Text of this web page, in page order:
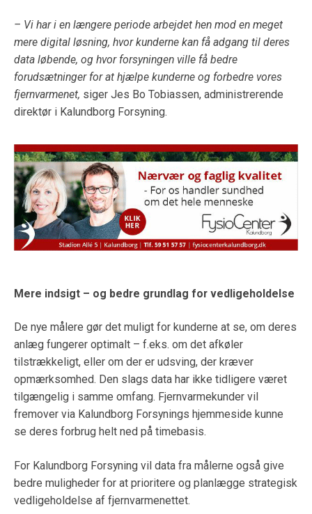
– Vi har i en længere periode arbejdet hen mod en meget
mere digital løsning, hvor kunderne kan få adgang til deres
data løbende, og hvor forsyningen ville få bedre
forudsætninger for at hjælpe kunderne og forbedre vores
fjernvarmenet, siger Jes Bo Tobiassen, administrerende
direktør i Kalundborg Forsyning.
Mere indsigt – og bedre grundlag for vedligeholdelse
De nye målere gør det muligt for kunderne at se, om deres
anlæg fungerer optimalt – f.eks. om det afkøler
tilstrækkeligt, eller om der er udsving, der kræver
opmærksomhed. Den slags data har ikke tidligere været
tilgængelig i samme omfang. Fjernvarmekunder vil
fremover via Kalundborg Forsynings hjemmeside kunne
se deres forbrug helt ned på timebasis.
For Kalundborg Forsyning vil data fra målerne også give
bedre muligheder for at prioritere og planlægge strategisk
vedligeholdelse af fjernvarmenettet.